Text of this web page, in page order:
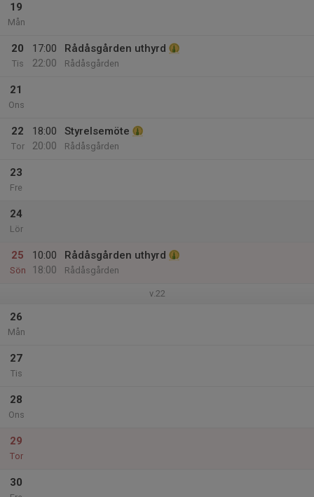
19
Mån
20
Tis
17:00
22:00
Rådåsgården uthyrd
Rådåsgården
21
Ons
22
Tor
18:00
20:00
Styrelsemöte
Rådåsgården
23
Fre
24
Lör
25
Sön
10:00
18:00
Rådåsgården uthyrd
Rådåsgården
v.22
26
Mån
27
Tis
28
Ons
29
Tor
30